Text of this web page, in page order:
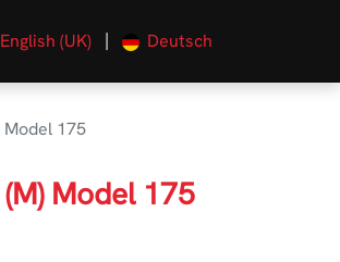
English (UK) | Deutsch
175
Model 175